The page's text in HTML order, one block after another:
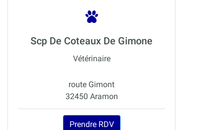
Scp De Coteaux De Gimone
Vétérinaire
route Gimont
32450 Aramon
Prendre RDV